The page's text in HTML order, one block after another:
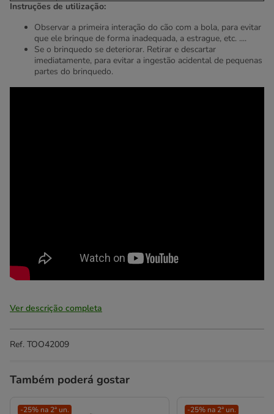
Instruções de utilização:
Observar a primeira interação do cão com a bola, para evitar
que ele brinque de forma inadequada, a estrague, etc. ....
Se o brinquedo se deteriorar. Retirar e descartar
imediatamente, para evitar a ingestão acidental de pequenas
partes do brinquedo.
Ver descrição completa
Ref. TOO42009
Também poderá gostar
-25% na 2ª un. -25% na 2ª un.